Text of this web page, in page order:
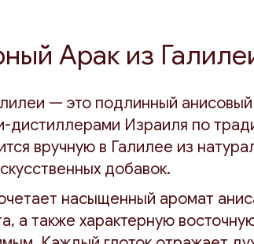
Арак из
— это подлинный
дистиллерами Израиля по
вручную в Галилее из
добавок.
насыщенный аромат
а также характерную